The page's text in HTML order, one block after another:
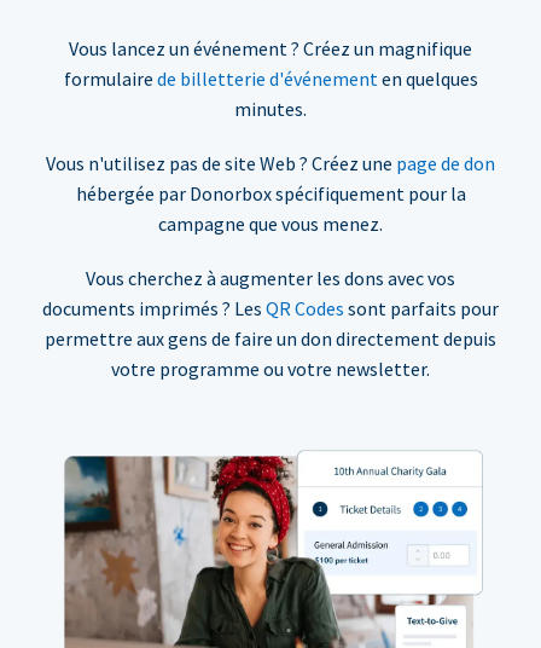
Vous lancez un événement ? Créez un magnifique
formulaire de billetterie d'événementen quelques
minutes.
Vous n'utilisez pas de site Web ? Créez une page de don
hébergée par Donorbox spécifiquement pour la
campagne que vous menez.
Vous cherchez à augmenter les dons avec vos
documents imprimés ? Les QR Codes sont parfaits pour
permettre aux gens de faire un don directement depuis
votre programme ou votre newsletter.